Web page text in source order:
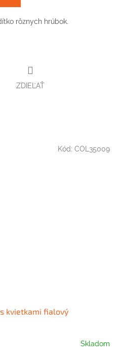
rôznych hrúbok.
ZDIEĽAŤ
kvietkami fialový
Skladom
Kód: COL35009